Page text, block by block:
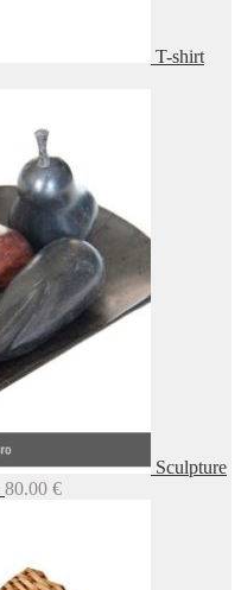
T-shirt
Sculpture
80.00 €